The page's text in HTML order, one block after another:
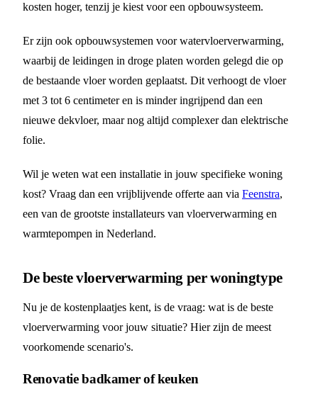
kosten hoger, tenzij je kiest voor een opbouwsysteem.
Er zijn ook opbouwsystemen voor watervloerverwarming,
waarbij de leidingen in droge platen worden gelegd die op
de bestaande vloer worden geplaatst. Dit verhoogt de vloer
met 3 tot 6 centimeter en is minder ingrijpend dan een
nieuwe dekvloer, maar nog altijd complexer dan elektrische
folie.
Wil je weten wat een installatie in jouw specifieke woning
kost? Vraag dan een vrijblijvende offerte aan via Feenstra,
een van de grootste installateurs van vloerverwarming en
warmtepompen in Nederland.
De beste vloerverwarming per woningtype
Nu je de kostenplaatjes kent, is de vraag: wat is de beste
vloerverwarming voor jouw situatie? Hier zijn de meest
voorkomende scenario's.
Renovatie badkamer of keuken